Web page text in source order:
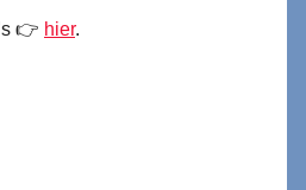
👉 hier.